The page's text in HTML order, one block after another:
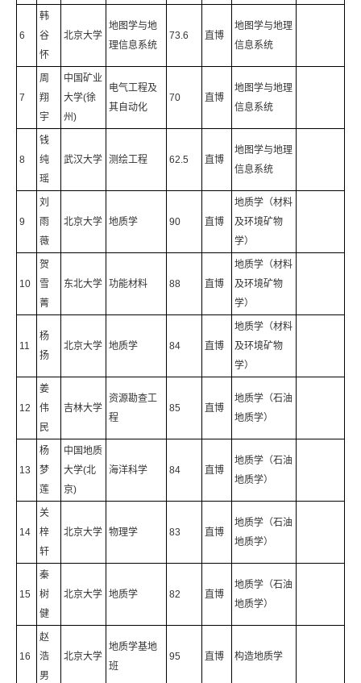
6
韩
谷
怀
北京大学
地图学与地
理信息系统
73.6 直博
地图学与地理
信息系统
7
周
翔
宇
中国矿业
大学(徐
州)
电气工程及
其自动化
70 直博
地图学与地理
信息系统
8
钱
纯
瑶
武汉大学 测绘工程 62.5 直博
地图学与地理
信息系统
9
刘
雨
薇
北京大学 地质学 90 直博
地质学（材料
及环境矿物
学）
10
贺
雪
菁
东北大学 功能材料 88 直博
地质学（材料
及环境矿物
学）
11
杨
扬
北京大学 地质学 84 直博
地质学（材料
及环境矿物
学）
12
姜
伟
民
吉林大学
资源勘查工
程
85 直博
地质学（石油
地质学）
13
杨
梦
莲
中国地质
大学(北
京)
海洋科学 84 直博
地质学（石油
地质学）
14
关
梓
轩
北京大学 物理学 83 直博
地质学（石油
地质学）
15
秦
树
健
北京大学 地质学 82 直博
地质学（石油
地质学）
16
赵
浩
男
北京大学
地质学基地
班
95 直博 构造地质学